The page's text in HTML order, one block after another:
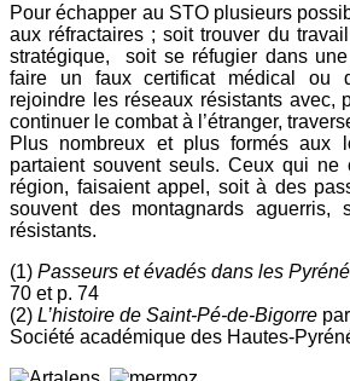
Pour échapper au STO plusieurs
aux réfractaires ; soit trouver du
stratégique, soit se réfugier dans
faire un faux certificat médical ou
rejoindre les réseaux résistants avec,
continuer le combat à l’étranger,
Plus nombreux et plus formés aux
partaient souvent seuls. Ceux qui ne
région, faisaient appel, soit à des
souvent des montagnards aguerris,
résistants.
(1) Passeurs et évadés dans les
70 et p. 74
(2) L’histoire de Saint-Pé-de-Bigorre
Société académique des Hautes-